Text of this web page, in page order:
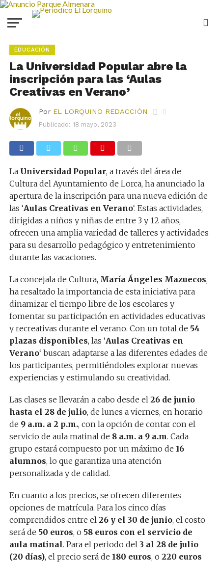
EDUCACIÓN
La Universidad Popular abre la
inscripción para las ‘Aulas
Creativas en Verano’
Por EL LORQUINO REDACCIÓN
Publicado: 18 mayo, 2023
La Universidad Popular, a través del área de
Cultura del Ayuntamiento de Lorca, ha anunciado la
apertura de la inscripción para una nueva edición de
las ‘Aulas Creativas en Verano‘. Estas actividades,
dirigidas a niños y niñas de entre 3 y 12 años,
ofrecen una amplia variedad de talleres y actividades
para su desarrollo pedagógico y entretenimiento
durante las vacaciones.
La concejala de Cultura, María Ángeles Mazuecos,
ha resaltado la importancia de esta iniciativa para
dinamizar el tiempo libre de los escolares y
fomentar su participación en actividades educativas
y recreativas durante el verano. Con un total de 54
plazas disponibles, las ‘Aulas Creativas en
Verano‘ buscan adaptarse a las diferentes edades de
los participantes, permitiéndoles explorar nuevas
experiencias y estimulando su creatividad.
Las clases se llevarán a cabo desde el 26 de junio
hasta el 28 de julio, de lunes a viernes, en horario
de 9 a.m. a 2 p.m., con la opción de contar con el
servicio de aula matinal de 8 a.m. a 9 a.m. Cada
grupo estará compuesto por un máximo de 16
alumnos, lo que garantiza una atención
personalizada y de calidad.
En cuanto a los precios, se ofrecen diferentes
opciones de matrícula. Para los cinco días
comprendidos entre el 26 y el 30 de junio, el costo
será de 50 euros, o 58 euros con el servicio de
aula matinal. Para el periodo del 3 al 28 de julio
(20 días), el precio será de 180 euros, o 220 euros